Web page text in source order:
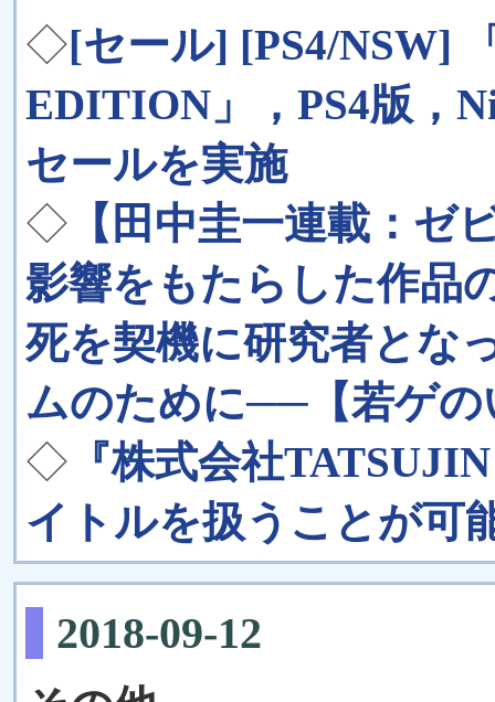
◇[セール] [PS4/NSW]
EDITION」，PS4版，
セールを実施
◇ 【田中圭一連載：ゼ
影響をもたらした作品
死を契機に研究者とな
ムのために──【若ゲの
◇ 『株式会社
イトルを扱うことが可
2018-09-12